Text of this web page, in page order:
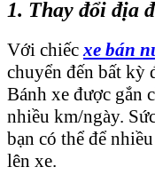
1. Thay đổi địa
Với chiếcxe bán
chuyển đến bất kỳ
Bánh xe được gắn
nhiều km/ngày.
bạn có thể để
lên xe.